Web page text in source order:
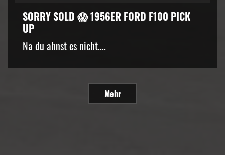
SORRY SOLD 😱 1956ER FORD F100 PICK
UP
Na du ahnst es nicht....
Mehr